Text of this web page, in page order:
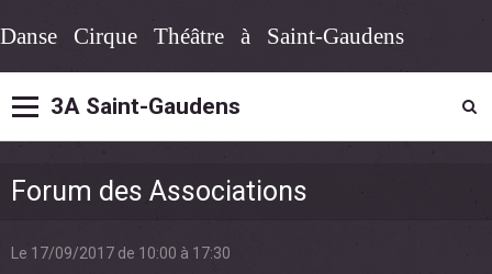
Danse Cirque Théâtre à Saint-Gaudens
3A Saint-Gaudens
Forum des Associations
Le 17/09/2017 de 10:00 à 17:30